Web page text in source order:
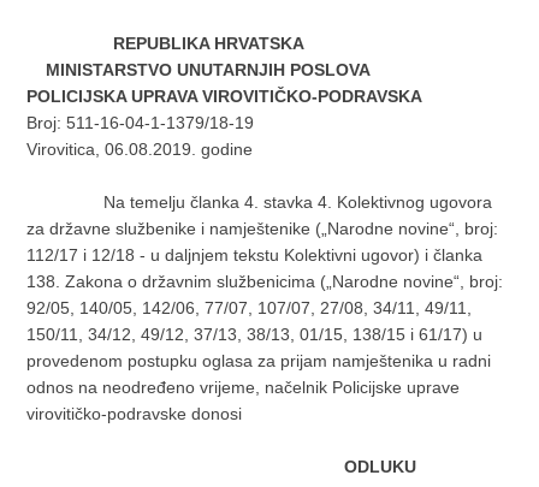
REPUBLIKA HRVATSKA
MINISTARSTVO UNUTARNJIH POSLOVA
POLICIJSKA UPRAVA VIROVITIČKO-PODRAVSKA
Broj: 511-16-04-1-1379/18-19
Virovitica, 06.08.2019. godine
Na temelju članka 4. stavka 4. Kolektivnog ugovora
za državne službenike i namještenike („Narodne novine“, broj:
112/17 i 12/18 - u daljnjem tekstu Kolektivni ugovor) i članka
138. Zakona o državnim službenicima („Narodne novine“, broj:
92/05, 140/05, 142/06, 77/07, 107/07, 27/08, 34/11, 49/11,
150/11, 34/12, 49/12, 37/13, 38/13, 01/15, 138/15 i 61/17) u
provedenom postupku oglasa za prijam namještenika u radni
odnos na neodređeno vrijeme, načelnik Policijske uprave
virovitičko-podravske donosi
ODLUKU